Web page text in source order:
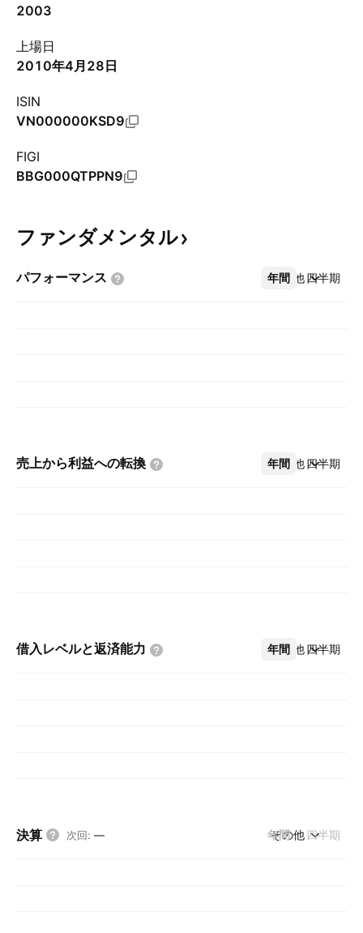
2003
上場日
2010年4月28日
ISIN
VN000000KSD9
FIGI
BBG000QTPPN9
ファンダメンタル
パフォーマンス 年間 四半期
その他
売上から利益への転換 年間 四半期
その他
借入レベルと返済能力 年間 四半期
その他
決算 次回: — 年間 四半期
その他